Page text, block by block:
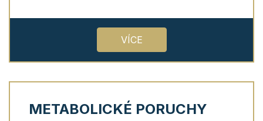
VÍCE
METABOLICKÉ PORUCHY